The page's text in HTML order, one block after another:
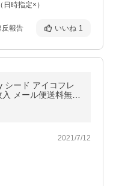
時指定×）
反報告 いいね 1
シード アイコフレ
メール便送料無料
ント消化 人気 セ
2021/7/12